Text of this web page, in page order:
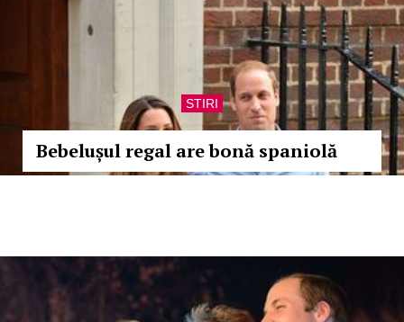
STIRI
Bebelușul regal are bonă spaniolă